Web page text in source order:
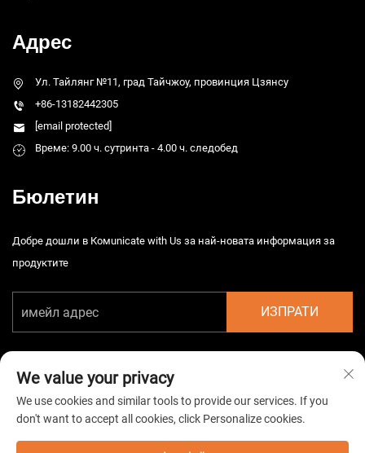
Адрес
Ул. Тайлянг №11, град Тайчжоу, провинция Цзянсу
+86-13182442305
[email protected]
Време: 9.00 ч. сутринта - 4.00 ч. следобед
Бюлетин
Добре дошли в Комunicate with Us за най-новата информация за
продуктите
ИЗПРАТИ
Автоматично право © 2026 Китайска Taizhou HarsMarg
Електромеханична Co. Ltd. Всички права запазени. - Политика за
We value your privacy
We use cookies and similar tools to provide our services. If you
don't want to accept all cookies, click Personalize cookies.